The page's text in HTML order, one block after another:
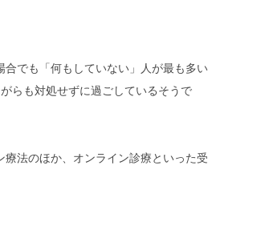
でも「何もしていない」人が最も多い
らも対処せずに過ごしているそうで
法のほか、オンライン診療といった受